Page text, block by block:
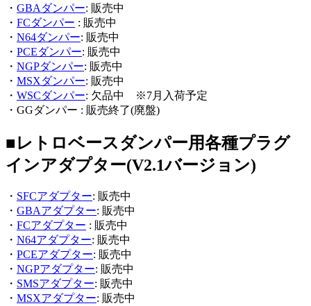
・ GBAダンパー: 販売中
・ FCダンパー : 販売中
・ N64ダンパー: 販売中
・ PCEダンパー: 販売中
・ NGPダンパー: 販売中
・ MSXダンパー: 販売中
・ WSCダンパー: 欠品中 ※7月入荷予定
・GGダンパー : 販売終了(廃盤)
■レトロベースダンパー用各種プラグ
インアダプター(V2.1バージョン)
・ SFCアダプター: 販売中
・ GBAアダプター: 販売中
・ FCアダプター : 販売中
・ N64アダプター: 販売中
・ PCEアダプター: 販売中
・ NGPアダプター: 販売中
・ SMSアダプター: 販売中
・ MSXアダプター: 販売中